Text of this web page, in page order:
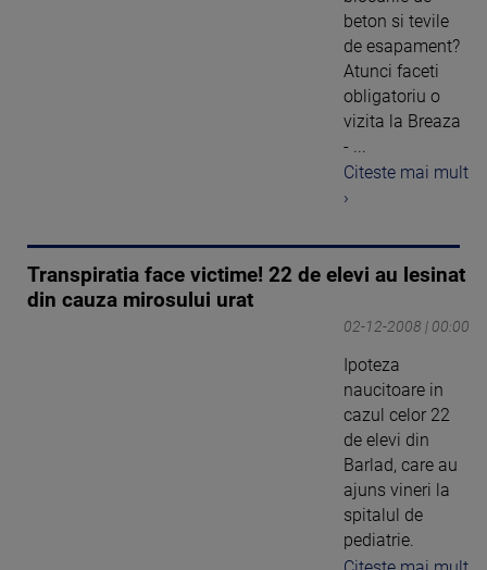
beton si tevile
de esapament?
Atunci faceti
obligatoriu o
vizita la Breaza
- ...
Citeste mai mult
›
Transpiratia face victime! 22 de elevi au lesinat
din cauza mirosului urat
02-12-2008 | 00:00
Ipoteza
naucitoare in
cazul celor 22
de elevi din
Barlad, care au
ajuns vineri la
spitalul de
pediatrie.